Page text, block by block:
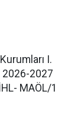
I.
2026-2027
MAÖL/1